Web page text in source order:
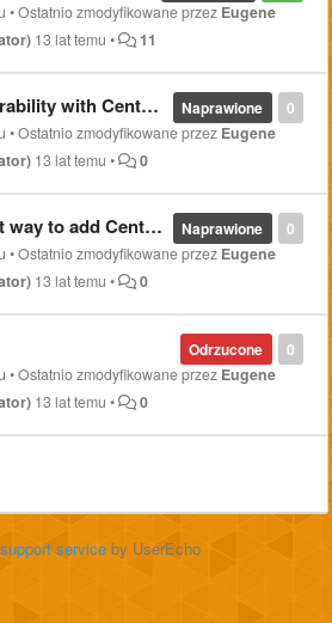
•Ostatnio zmodyfikowane przez Eugene
13 lat temu • 11
0
Naprawione
with CentOS RPMs.
•Ostatnio zmodyfikowane przez Eugene
13 lat temu • 0
0
Naprawione
to add CentOS repo.
•Ostatnio zmodyfikowane przez Eugene
13 lat temu • 0
0
Odrzucone
•Ostatnio zmodyfikowane przez Eugene
13 lat temu • 0
service by UserEcho